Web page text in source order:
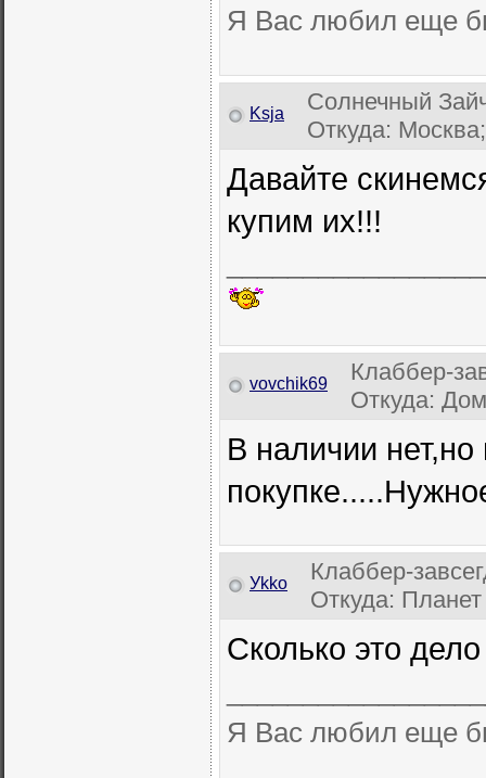
Я Вас любил еще
Ksja
Солнечный
Откуда:
Давайте
купим их!!!
vovchik69
Клаббер-
Откуда:
В наличии нет,но
Уkkо
Клаббер-
Откуда:
Сколько это
Я Вас любил еще